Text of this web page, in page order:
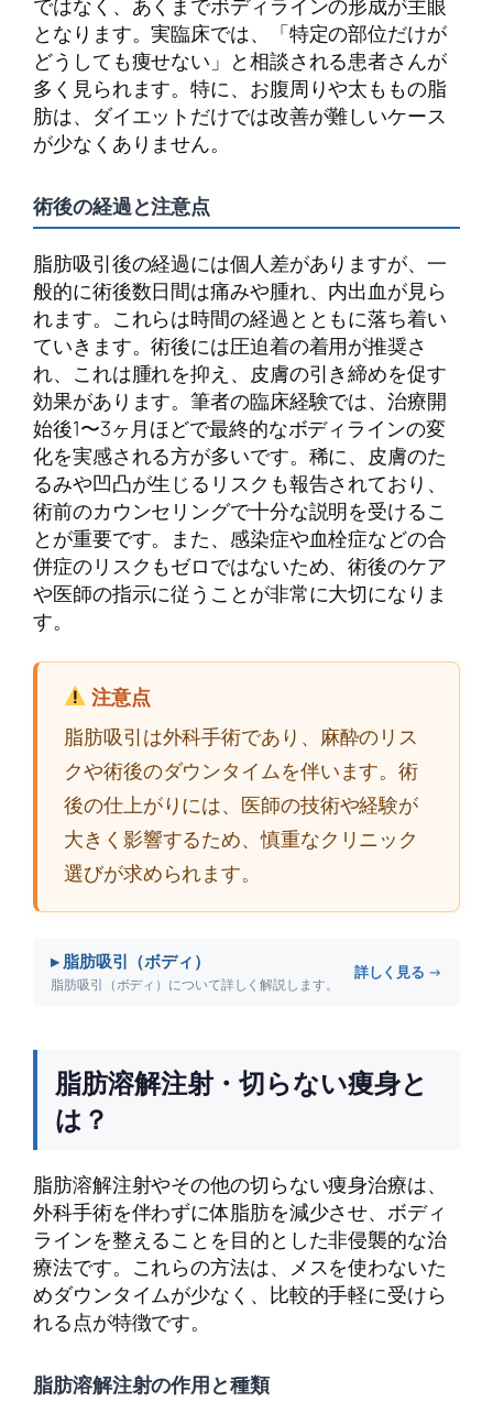
となります。実臨床では、「特定の部位だけが
どうしても痩せない」と相談される患者さんが
多く見られます。特に、お腹周りや太ももの脂
肪は、ダイエットだけでは改善が難しいケース
が少なくありません。
術後の経過と注意点
脂肪吸引後の経過には個人差がありますが、一
般的に術後数日間は痛みや腫れ、内出血が見ら
れます。これらは時間の経過とともに落ち着い
ていきます。術後には圧迫着の着用が推奨さ
れ、これは腫れを抑え、皮膚の引き締めを促す
効果があります。筆者の臨床経験では、治療開
始後1〜3ヶ月ほどで最終的なボディラインの変
化を実感される方が多いです。稀に、皮膚のた
るみや凹凸が生じるリスクも報告されており、
術前のカウンセリングで十分な説明を受けるこ
とが重要です。また、感染症や血栓症などの合
併症のリスクもゼロではないため、術後のケア
や医師の指示に従うことが非常に大切になりま
す。
注意点
脂肪吸引は外科手術であり、麻酔のリス
クや術後のダウンタイムを伴います。術
後の仕上がりには、医師の技術や経験が
大きく影響するため、慎重なクリニック
選びが求められます。
▸ 脂肪吸引（ボディ）
脂肪吸引（ボディ）について詳しく解説します。
詳しく見る →
脂肪溶解注射・切らない痩身と
は？
脂肪溶解注射やその他の切らない痩身治療は、
外科手術を伴わずに体脂肪を減少させ、ボディ
ラインを整えることを目的とした非侵襲的な治
療法です。これらの方法は、メスを使わないた
めダウンタイムが少なく、比較的手軽に受けら
れる点が特徴です。
脂肪溶解注射の作用と種類